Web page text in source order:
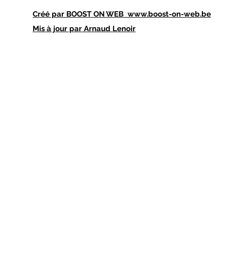
Créé par BOOST ON WEB www.boost-on-web.be
Mis à jour par Arnaud Lenoir